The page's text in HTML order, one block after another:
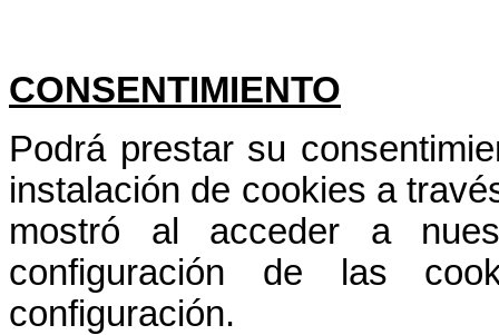
CONSENTIMIENTO
Podrá prestar su
instalación de cookies a
mostró al acceder a
configuración de las
configuración.